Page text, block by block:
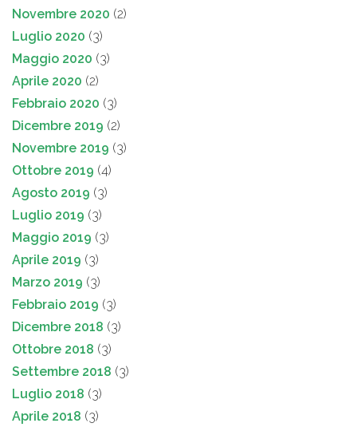
Novembre 2020 (2)
Luglio 2020 (3)
Maggio 2020 (3)
Aprile 2020 (2)
Febbraio 2020 (3)
Dicembre 2019 (2)
Novembre 2019 (3)
Ottobre 2019 (4)
Agosto 2019 (3)
Luglio 2019 (3)
Maggio 2019 (3)
Aprile 2019 (3)
Marzo 2019 (3)
Febbraio 2019 (3)
Dicembre 2018 (3)
Ottobre 2018 (3)
Settembre 2018 (3)
Luglio 2018 (3)
Aprile 2018 (3)